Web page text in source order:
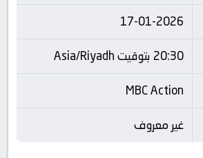
17-01-2026
20:30 بتوقيت Asia/Riyadh
MBC Action
غير معروف